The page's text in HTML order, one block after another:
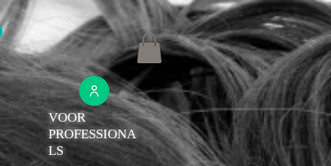
VOOR
PROFESSIONA
LS